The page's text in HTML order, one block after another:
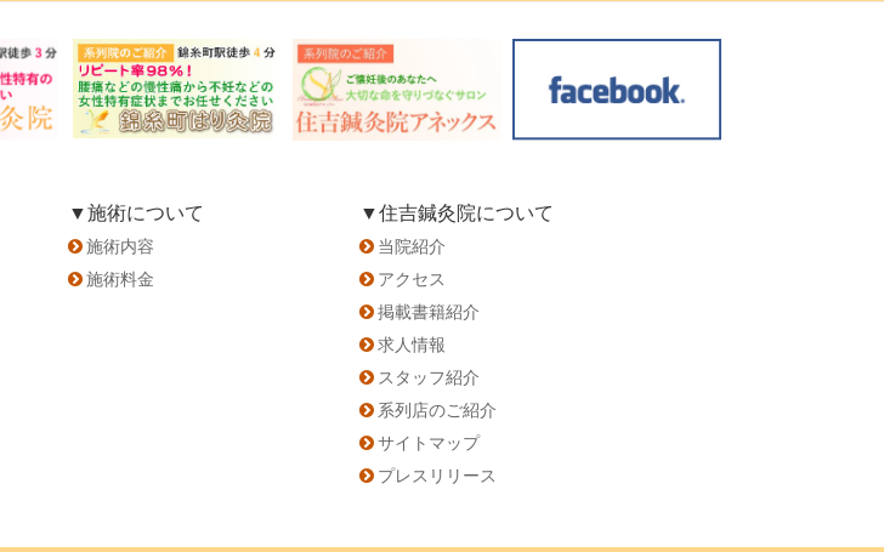
▼施術について
施術内容
施術料金
▼住吉鍼灸院について
当院紹介
アクセス
掲載書籍紹介
求人情報
スタッフ紹介
系列店のご紹介
サイトマップ
プレスリリース